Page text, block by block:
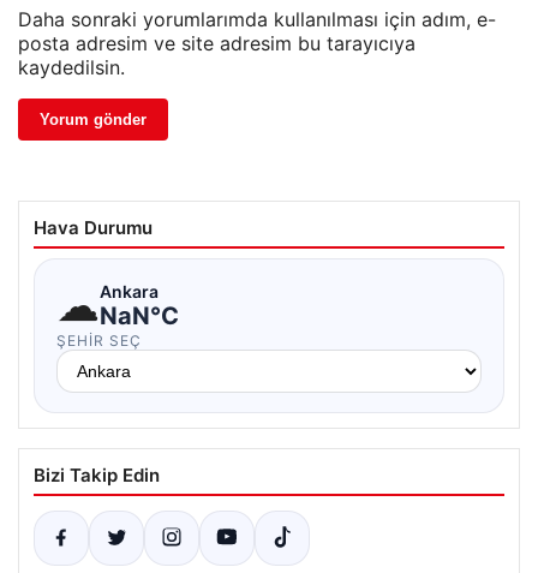
Daha sonraki yorumlarımda kullanılması için adım, e-
posta adresim ve site adresim bu tarayıcıya
kaydedilsin.
Hava Durumu
☁Ankara
NaN°C
ŞEHIR SEÇ
Bizi Takip Edin